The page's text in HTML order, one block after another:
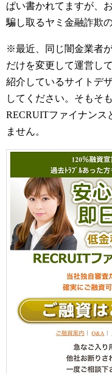
ぱい書かれてますが、
騙し取るヤミ金融詐欺
※最近、同じ闇金業者
だけを変更して運営し
紹介しているサイトデ
してください。そもそ
RECRUITファイナンス
ません。